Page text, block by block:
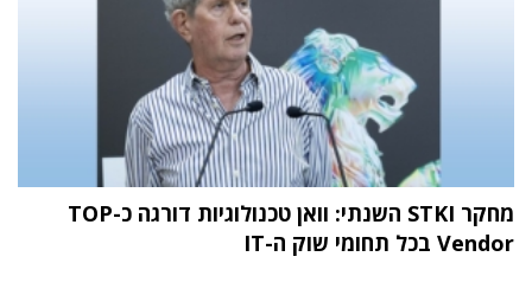
מחקר STKI השנתי: וואן טכנולוגיות דורגה כ-TOP
Vendor בכל תחומי שוק ה-IT